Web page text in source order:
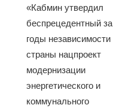
«Кабмин утвердил
беспрецедентный за
годы независимости
страны нацпроект
модернизации
энергетического и
коммунального